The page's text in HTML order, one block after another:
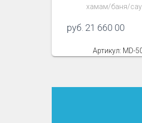
хамам/баня/
руб. 21 660 00
Артикул: MD-